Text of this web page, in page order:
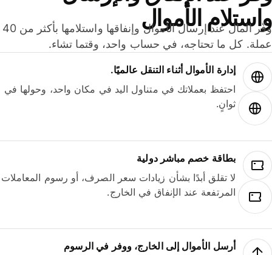
الأموال
وفّر المال عند إرسال الأموال وإنفاقها واستلامها بأكثر من 40
كل ما تحتاجه، في حساب واحد، وقتما تشاء.
إدارة الأموال أثناء التنقل عالميًا.
احتفظ بعملاتك في متناول اليد في مكان واحد، وحولها في
ثوانٍ.
بطاقة خصم مباشر دولية
لا تقلق أبدًا بشأن زيادات سعر الصرف، أو رسوم المعاملات
المرتفعة عند الإنفاق في الخارج.
أرسل الأموال إلى الخارج، ووفر في الرسوم